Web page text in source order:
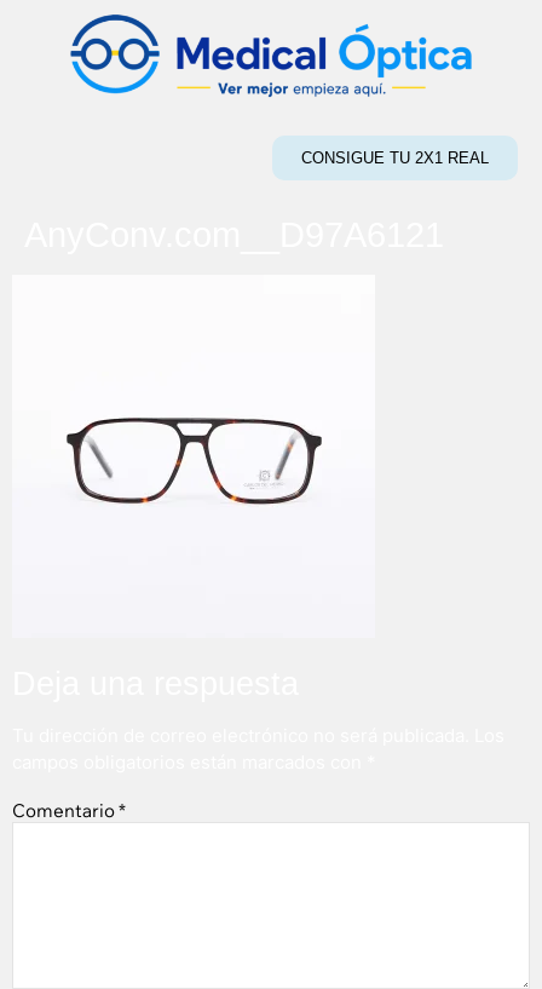
CONSIGUE TU 2X1 REAL
Comentario*